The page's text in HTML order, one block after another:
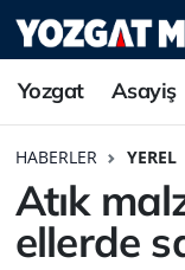
Yozgat Asayiş
HABERLER YEREL
Atık
ellerde